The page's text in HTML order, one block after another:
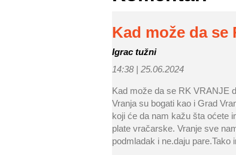
Kad može da se
Igrac tužni
14:38 | 25.06.2024
Kad može da se RK VRANJE
Vranja su bogati kao i Grad
koji će da nam kažu šta oćete
plate vračarske. Vranje sve
podmladak i ne.daju pare.Tako